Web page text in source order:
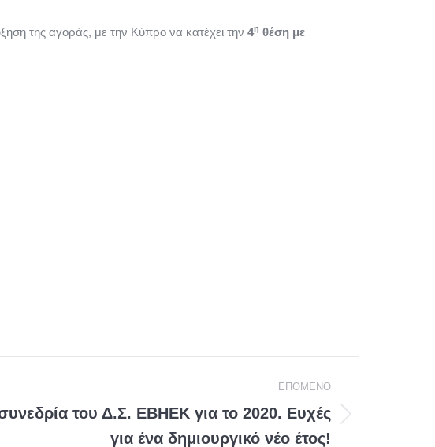
της αγοράς, με την Κύπρο να κατέχει την 4η θέση με
EΠΟΜΕΝΟ
του Δ.Σ. ΕΒΗΕΚ για το 2020. Ευχές
για ένα δημιουργικό νέο έτος!